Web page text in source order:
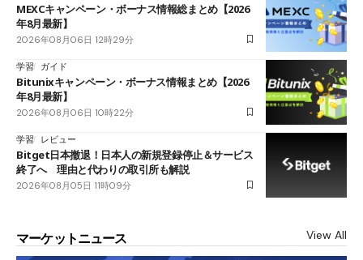
MEXCキャンペーン・ボーナス情報総まとめ【2026
年8月最新】
2026年08月06日 12時29分
学習 ガイド
Bitunixキャンペーン・ボーナス情報まとめ【2026
年8月最新】
2026年08月06日 10時22分
学習 レビュー
Bitget日本撤退！日本人の新規登録停止＆サービス
終了へ 理由と代わりの取引所も解説
2026年08月05日 11時09分
マーケットニュース View All